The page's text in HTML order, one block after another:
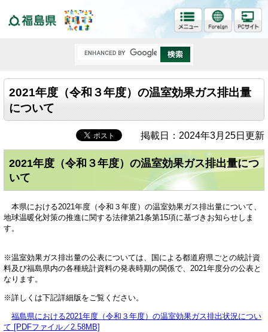
2021年度（令和３年度）の温室効果ガス排出量
について
掲載日：2024年3月25日更新
2021年度（令和３年度）の温室効果ガス排出量につ
いて
本県における2021年度（令和３年度）の温室効果ガス排出量について、
地球温暖化対策の推進に関する法律第21条第15項に基づきお知らせしま
す。
※温室効果ガス排出量の公表については、国による都道府県ごとの統計資
料及び福島県内の各種統計資料の発表時期の関係で、2021年度分の公表と
なります。
※詳しくは下記詳細版をご覧ください。
福島県における2021年度（令和３年度）の温室効果ガス排出状況につい
て [PDFファイル／2.58MB]